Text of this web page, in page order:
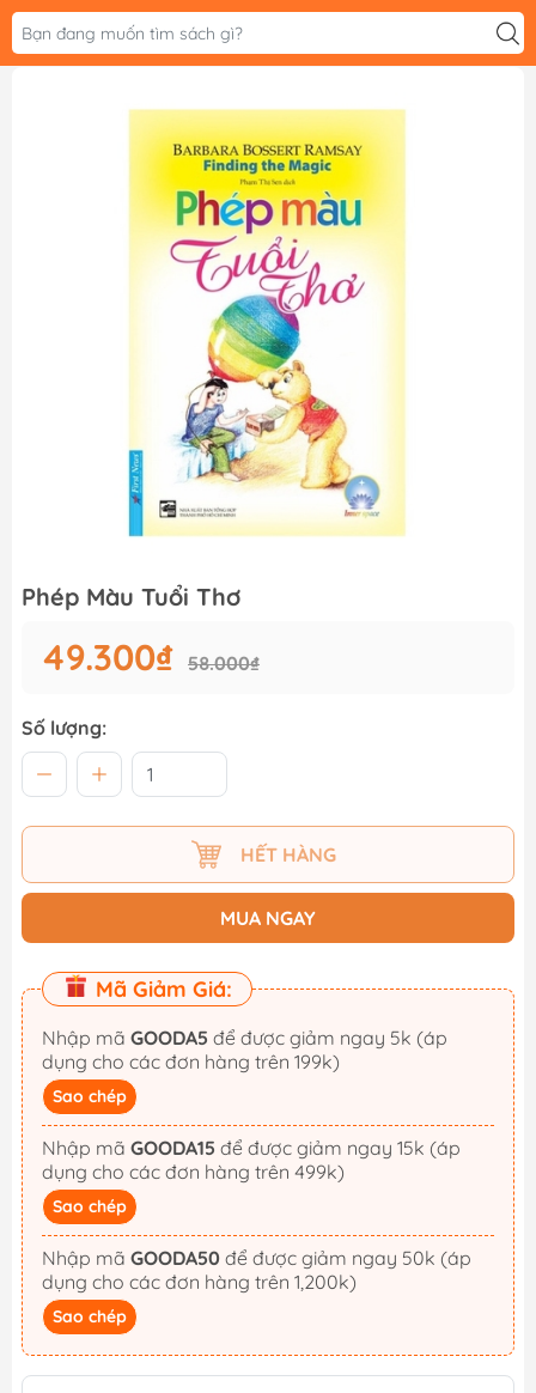
Phép Màu Tuổi Thơ
49.300₫ 58.000₫
Số lượng:
HẾT HÀNG
MUA NGAY
Mã Giảm Giá:
Nhập mã GOODA5
dụng cho các đơn hàng trên 199k)
Sao chép
Nhập mã GOODA15
dụng cho các đơn hàng trên 499k)
Sao chép
Nhập mã GOODA50
dụng cho các đơn hàng trên 1,200k)
Sao chép